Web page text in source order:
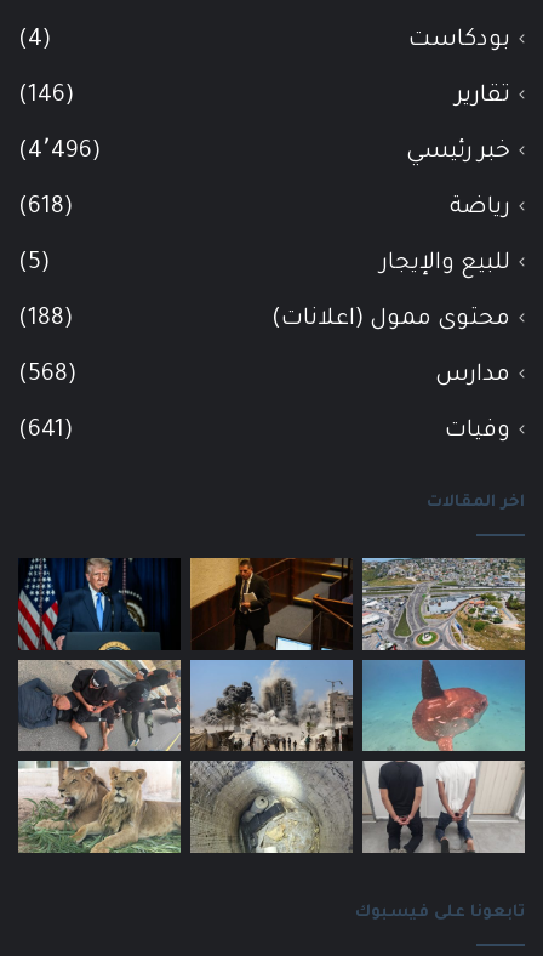
بودكاست (4)
تقارير (146)
خبر رئيسي (4٬496)
رياضة (618)
للبيع والإيجار (5)
محتوى ممول (اعلانات) (188)
مدارس (568)
وفيات (641)
اخر المقالات
تابعونا على فيسبوك